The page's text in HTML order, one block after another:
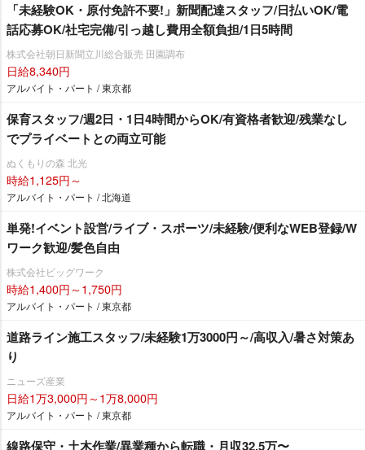
「未経験OK・原付免許不要!」新聞配達スタッフ/日払いOK/電
話応募OK/社宅完備/引っ越し費用全額負担/1日5時間
株式会社朝日新聞立川総合販売 田園調布
日給8,340円
アルバイト・パート / 東京都
保育スタッフ/週2日・1日4時間からOK/有資格者歓迎/残業なし
でプライベートとの両立可能
ぬくもりの森 北光
時給1,125円～
アルバイト・パート / 北海道
単発!イベント設営/ライブ・スポーツ/未経験/便利なWEB登録/W
ワーク歓迎/髪色自由
株式会社ビッグワーク
時給1,400円～1,750円
アルバイト・パート / 東京都
道路ライン施工スタッフ/未経験1万3000円～/高収入/暑さ対策あ
り
ニューズ産業
日給1万3,000円～1万8,000円
アルバイト・パート / 東京都
線路保守・土木作業/異業種から転職・月収32.5万〜